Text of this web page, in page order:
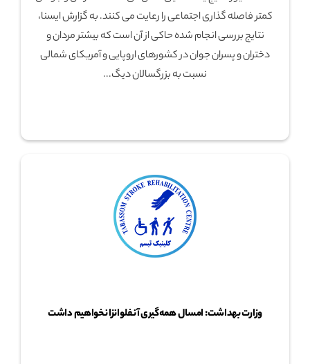
کمتر فاصله گذاری اجتماعی را رعایت می کنند. به گزارش ایسنا،
نتایج بررسی انجام شده حاکی از آن است که بیشتر مردان و
دختران و پسران جوان در کشورهای اروپایی و آمریکای شمالی
نسبت به بزرگسالان دیگ...
وزارت بهداشت: امسال همه‌گیری آنفلوانزا نخواهیم داشت